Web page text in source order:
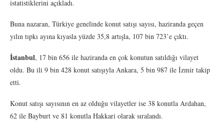
istatistiklerini açıkladı.
Buna nazaran, Türkiye genelinde konut satışı sayısı, haziranda geçen
yılın tıpkı ayına kıyasla yüzde 35,8 artışla, 107 bin 723’e çıktı.
İstanbul, 17 bin 656 ile haziranda en çok konutun satıldığı vilayet
oldu. Bu ili 9 bin 428 konut satışıyla Ankara, 5 bin 987 ile İzmir takip
etti.
Konut satışı sayısının en az olduğu vilayetler ise 38 konutla Ardahan,
62 ile Bayburt ve 81 konutla Hakkari olarak sıralandı.